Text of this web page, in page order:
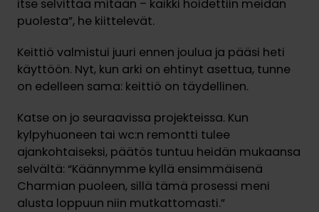
itse selvittää mitään – kaikki hoidettiin meidän
puolesta”, he kiittelevät.
Keittiö valmistui juuri ennen joulua ja pääsi heti
käyttöön. Nyt, kun arki on ehtinyt asettua, tunne
on edelleen sama: keittiö on täydellinen.
Katse on jo seuraavissa projekteissa. Kun
kylpyhuoneen tai wc:n remontti tulee
ajankohtaiseksi, päätös tuntuu heidän mukaansa
selvältä: “Käännymme kyllä ensimmäisenä
Charmian puoleen, sillä tämä prosessi meni
alusta loppuun niin mutkattomasti.”